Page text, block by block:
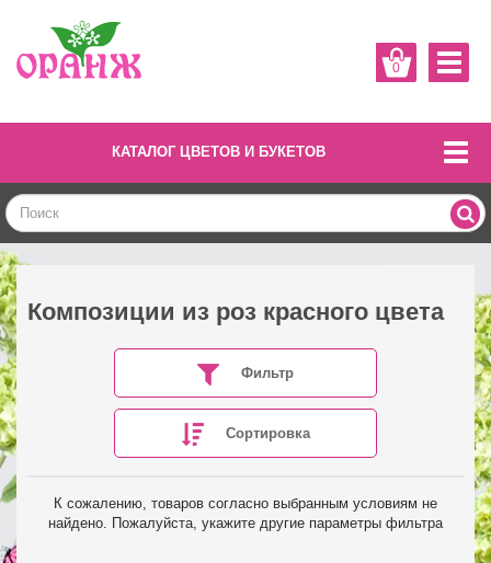
0
КАТАЛОГ ЦВЕТОВ И БУКЕТОВ
Композиции из роз красного цвета
Фильтр
Сортировка
К сожалению, товаров согласно выбранным условиям не
найдено. Пожалуйста, укажите другие параметры фильтра